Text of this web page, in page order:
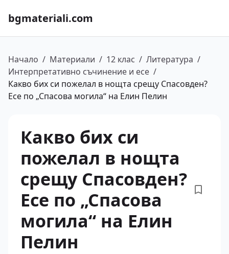
bgmateriali.com
Начало / Материали / 12 клас / Литература /
Интерпретативно съчинение и есе /
Какво бих си пожелал в нощта срещу Спасовден?
Есе по „Спасова могила“ на Елин Пелин
Какво бих си
пожелал в нощта
срещу Спасовден?
Есе по „Спасова
могила“ на Елин
Пелин